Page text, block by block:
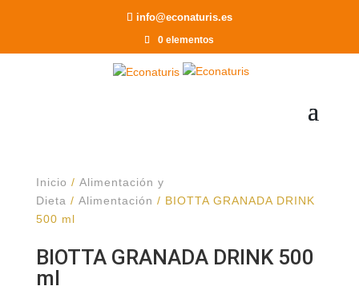
info@econaturis.es
0 elementos
Inicio / Alimentación y
Dieta / Alimentación / BIOTTA GRANADA DRINK
500 ml
BIOTTA GRANADA DRINK 500
ml